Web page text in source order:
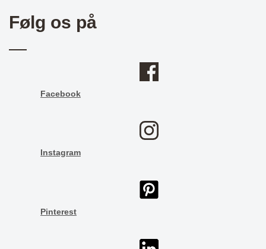
Følg os på
Facebook
Instagram
Pinterest